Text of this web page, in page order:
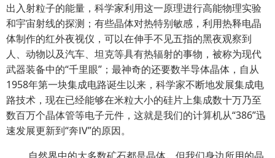
出入射粒子的能量，科学家利用这一原理进行高能物理实验
和宇宙射线的探测；有些晶体对热特别敏感，利用热释电晶
体制作的红外夜视仪，可以在伸手不见五指的黑夜观察到
人、动物以及汽车、坦克等具有热辐射的事物，被称为现代
武器装备中的“千里眼”；最神奇的还要数半导体晶体，自从
1958年第一块集成电路诞生以来，科学家不断地发展集成电
路技术，现在已经能够在米粒大小的硅片上集成数十万乃至
数百万个晶体管等电子元件，这就是我们的计算机从“386”迅
速发展更新到“奔Ⅳ”的原因。